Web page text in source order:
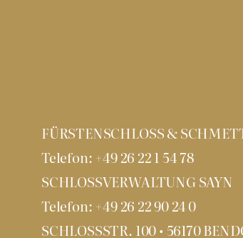
FÜRSTENSCHLOSS &
Telefon: +49 26 22 1 54 78
SCHLOSSVERWALTUNG SAYN
Telefon: +49 26 22 90 24 0
SCHLOSSSTR. 100 • 56170